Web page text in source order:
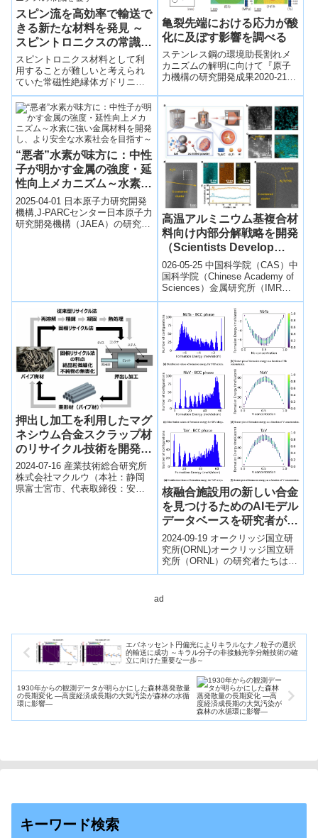
スピン流を高効率で輸送で
きる新たな材料を発見 ～
スピントロニクスの常識を
覆す～
スピントロニクス材料として利
用することが難しいと考えられ
ていた常磁性絶縁体ガドリニウ
ムガリウムガーネットが、スピ
ン流を伝播する有用な材料にな
り得ることを実証した。
亀裂先端における応力が酸
化に及ぼす影響を調べる
ステンレス鋼の環境助長割れメ
カニズムの解明に向けて『原子
力機構の研究開発成果2020-21』
応力、ひずみ状態の有限要素解
析結...
“悪者”水素が味方に：中性
子が明かす金属の強度・延
性向上メカニズム～水素に
強い金属材料を開発し、よ
り安全な水素社会を目指す
～
2025-04-01 日本原子力研究開発
機構,J-PARCセンター​日本原子力
研究開発機構（JAEA）の研究チ
高温アルミニウム基複合材
料向け内部分解戦略を開発
（Scientists Develop
Defect-Promoted Internal
Decomposition Strategy
for High-Temperature
Aluminum Matrix
Composites）
026-05-25 中国科学院（CAS）中
国科学院（Chinese Academy of
Sciences）金属研究所（IMR）
の研究チームは、高温環境下で
押出し加工を利用したマグ
ネシウム合金スクラップ材
のリサイクル技術を開発～
マグネシウム合金スクラッ
プ材の水平リサイクルの実
現に向けて～
2024-07-16 産業技術総合研究所
株式会社マクルウ（本社：静岡
県富士宮市、代表取締役：安倍
核融合施設用の新しい合金
を見つけるためのAIモデル
データベースを研究者が構
築(Researchers build AI
model database to find
new alloys for nuclear
fusion facilities)
2024-09-19 オークリッジ国立研
究所(ORNL)オークリッジ国立研
究所（ORNL）の研究者たちは、
核融合炉のシールド材となる新
ad
エバネッセント円偏光によりキラルなナノ粒子の選択
的輸送に成功 ～キラル分子の非接触光学分離技術の確
立に向けた重要な一歩～
1930年からの観測データが明らかにした森林蒸発散量
の長期変化 ―高度経済成長期の大気汚染が森林の水循
環に影響―
キーワード検索